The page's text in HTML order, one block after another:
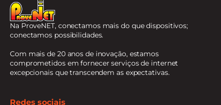
Na ProveNET, conectamos mais do que dispositivos;
conectamos possibilidades.
Com mais de 20 anos de inovação, estamos
comprometidos em fornecer serviços de internet
excepcionais que transcendem as expectativas.
Redes sociais